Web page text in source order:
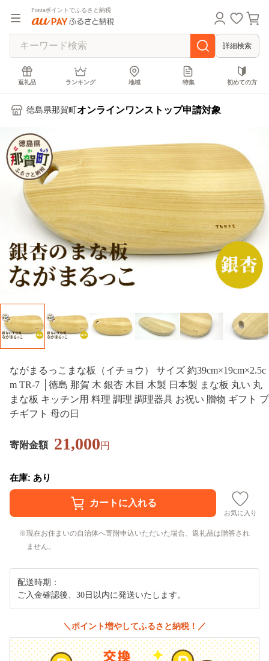
Pontaポイントでふるさと納税
詳細検索
返礼品 ランキング 地域 特集 初めての方
徳島県那賀町 オンラインワンストップ申請対象
ながまるっこまな板（イチョウ） サイズ 約39cm×19cm×2.5c
m TR-7 │徳島 那賀 木 銀杏 木目 木製 日本製 まな板 丸い 丸
まな板 キッチン用 料理 調理 調理器具 お祝い 贈物 ギフト プ
チギフト 母の日
寄附金額 21,000円
在庫: あり
お気に入り
現在お住まいの自治体へ寄附申込いただいた場合、返礼品は贈答され
ません。
配送時期：
ご入金確認後、30日以内に発送いたします。
＼ポイント増やしてふるさと納税！／